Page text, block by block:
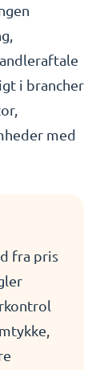
i brancher
med
fra pris